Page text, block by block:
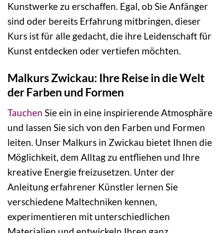
Kunstwerke zu erschaffen. Egal, ob Sie Anfänger
sind oder bereits Erfahrung mitbringen, dieser
Kurs ist für alle gedacht, die ihre Leidenschaft für
Kunst entdecken oder vertiefen möchten.
Malkurs Zwickau: Ihre Reise in die Welt
der Farben und Formen
Tauchen Sie ein in eine inspirierende Atmosphäre
und lassen Sie sich von den Farben und Formen
leiten. Unser Malkurs in Zwickau bietet Ihnen die
Möglichkeit, dem Alltag zu entfliehen und Ihre
kreative Energie freizusetzen. Unter der
Anleitung erfahrener Künstler lernen Sie
verschiedene Maltechniken kennen,
experimentieren mit unterschiedlichen